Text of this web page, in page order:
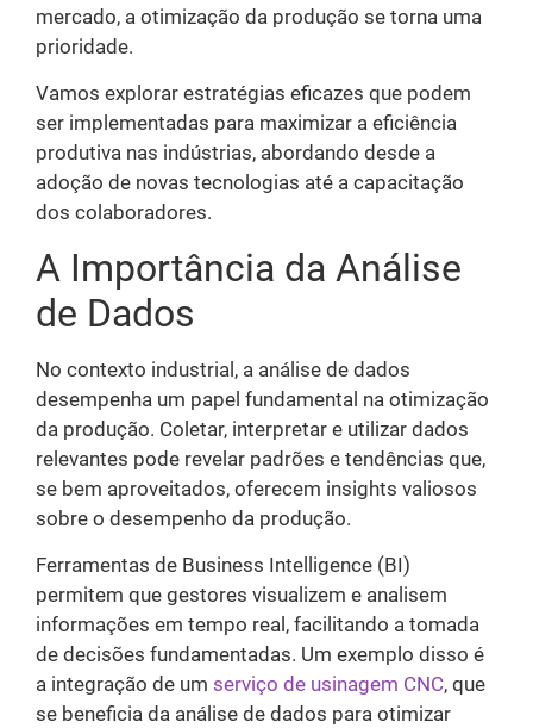
mercado, a otimização da produção se torna uma
prioridade.
Vamos explorar estratégias eficazes que podem
ser implementadas para maximizar a eficiência
produtiva nas indústrias, abordando desde a
adoção de novas tecnologias até a capacitação
dos colaboradores.
A Importância da Análise
de Dados
No contexto industrial, a análise de dados
desempenha um papel fundamental na otimização
da produção. Coletar, interpretar e utilizar dados
relevantes pode revelar padrões e tendências que,
se bem aproveitados, oferecem insights valiosos
sobre o desempenho da produção.
Ferramentas de Business Intelligence (BI)
permitem que gestores visualizem e analisem
informações em tempo real, facilitando a tomada
de decisões fundamentadas. Um exemplo disso é
a integração de um serviço de usinagem CNC, que
se beneficia da análise de dados para otimizar